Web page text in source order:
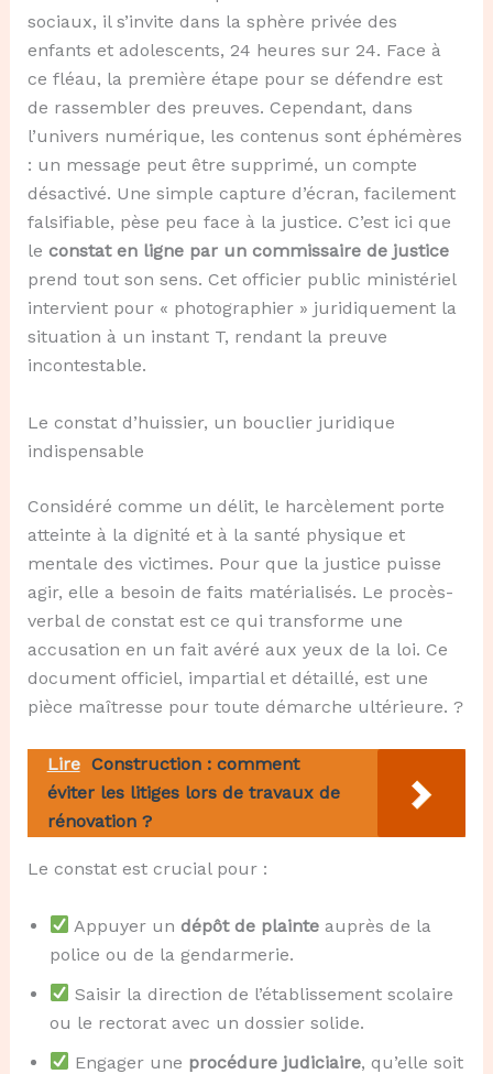
sociaux, il s’invite dans la sphère privée des
enfants et adolescents, 24 heures sur 24. Face à
ce fléau, la première étape pour se défendre est
de rassembler des preuves. Cependant, dans
l’univers numérique, les contenus sont éphémères
: un message peut être supprimé, un compte
désactivé. Une simple capture d’écran, facilement
falsifiable, pèse peu face à la justice. C’est ici que
le constat en ligne par un commissaire de justice
prend tout son sens. Cet officier public ministériel
intervient pour « photographier » juridiquement la
situation à un instant T, rendant la preuve
incontestable.
Le constat d’huissier, un bouclier juridique
indispensable
Considéré comme un délit, le harcèlement porte
atteinte à la dignité et à la santé physique et
mentale des victimes. Pour que la justice puisse
agir, elle a besoin de faits matérialisés. Le procès-
verbal de constat est ce qui transforme une
accusation en un fait avéré aux yeux de la loi. Ce
document officiel, impartial et détaillé, est une
pièce maîtresse pour toute démarche ultérieure. ?️
Lire Construction : comment
éviter les litiges lors de travaux de
rénovation ?
Le constat est crucial pour :
Appuyer un dépôt de plainteauprès de la
police ou de la gendarmerie.
Saisir la direction de l’établissement scolaire
ou le rectorat avec un dossier solide.
Engager une procédure judiciaire, qu’elle soit